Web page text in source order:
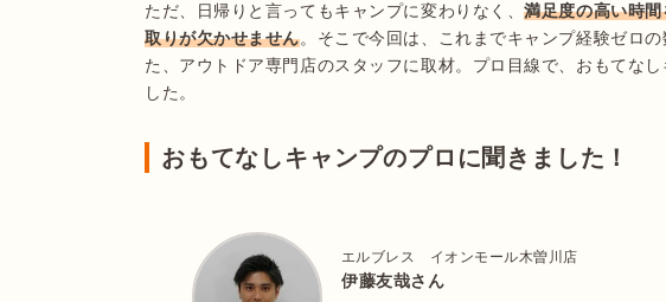
ただ、日帰りと言ってもキャンプに変わりなく、満足度の高い時
取りが欠かせません。そこで今回は、これまでキャンプ経験ゼロ
た、アウトドア専門店のスタッフに取材。プロ目線で、おもてな
おもてなしキャンプのプロに聞きました！
エルブレス イオンモール木曽川店
伊藤友哉さん